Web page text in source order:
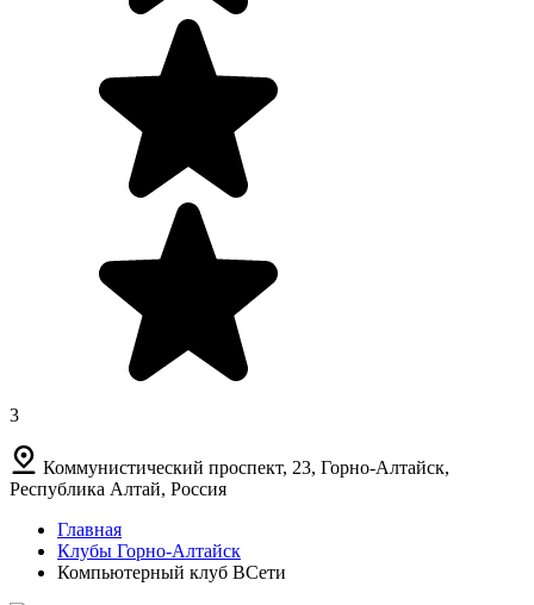
3
Коммунистический проспект, 23, Горно-Алтайск,
Республика Алтай, Россия
Главная
Клубы Горно-Алтайск
Компьютерный клуб ВСети